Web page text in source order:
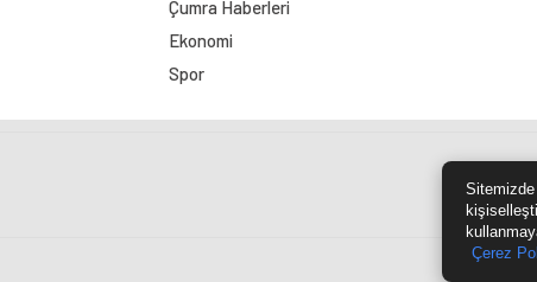
Çumra Haberleri
Ekonomi
Spor
Çerez